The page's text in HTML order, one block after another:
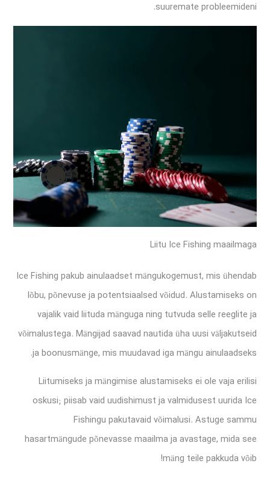
suuremate probleemideni.
Liitu Ice Fishing maailmaga
Ice Fishing pakub ainulaadset mängukogemust, mis ühendab
lõbu, põnevuse ja potentsiaalsed võidud. Alustamiseks on
vajalik vaid liituda mänguga ning tutvuda selle reeglite ja
võimalustega. Mängijad saavad nautida üha uusi väljakutseid
ja boonusmänge, mis muudavad iga mängu ainulaadseks.
Liitumiseks ja mängimise alustamiseks ei ole vaja erilisi
oskusi; piisab vaid uudishimust ja valmidusest uurida Ice
Fishingu pakutavaid võimalusi. Astuge sammu
hasartmängude põnevasse maailma ja avastage, mida see
mäng teile pakkuda võib!